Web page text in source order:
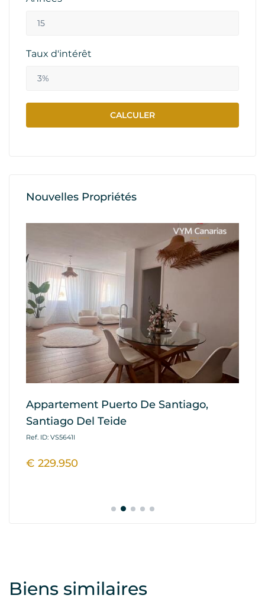
Taux d'intérêt
Nouvelles Propriétés
Appartement Puerto De Santiago,
Santiago Del Teide
Ref. ID: VS5641I
€ 229.950
Biens similaires